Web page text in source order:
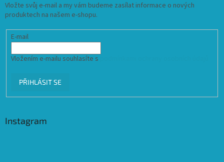
Vložte svůj e-mail a my vám budeme zasílat informace o nových
produktech na našem e-shopu.
E-mail
Vložením e-mailu souhlasíte s
PŘIHLÁSIT SE
Instagram